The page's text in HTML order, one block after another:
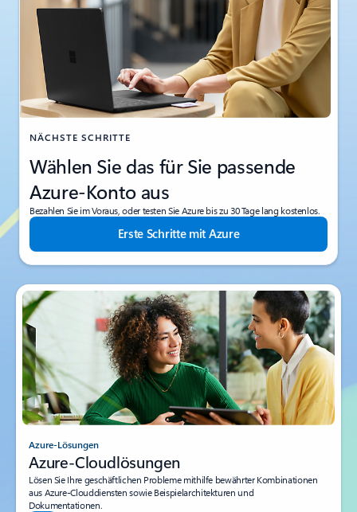
NÄCHSTE SCHRITTE
Wählen Sie das für Sie passende
Azure-Konto aus
Bezahlen Sie im Voraus, oder testen Sie Azure bis zu 30 Tage lang kostenlos.
Erste Schritte mit Azure
Azure-Lösungen
Azure-Cloudlösungen
Lösen Sie Ihre geschäftlichen Probleme mithilfe bewährter Kombinationen
aus Azure-Clouddiensten sowie Beispielarchitekturen und
Dokumentationen.